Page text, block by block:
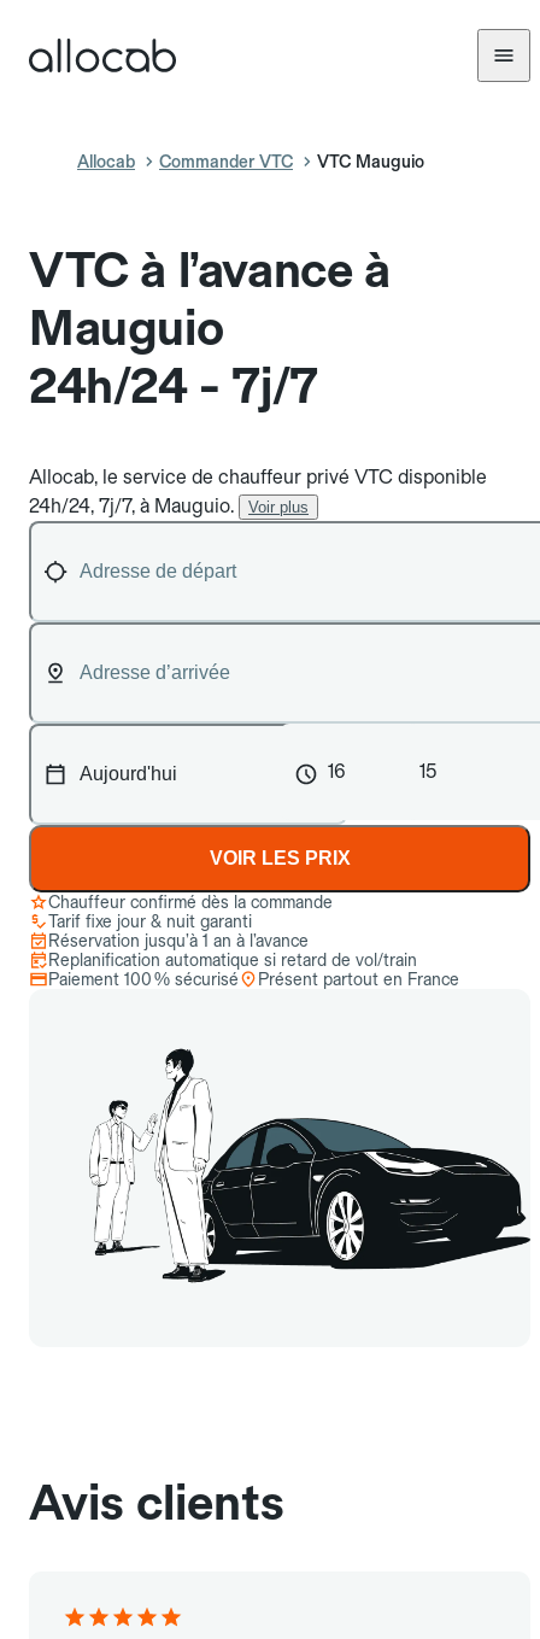
Allocab Commander VTC VTC Mauguio
VTC à l’avance à
Mauguio
24h/24 - 7j/7
Allocab, le service de chauffeur privé VTC disponible
24h/24, 7j/7, à Mauguio.
Voir plus
16 15
VOIR LES PRIX
Chauffeur confirmé dès la commande
Tarif fixe jour & nuit garanti
Réservation jusqu’à 1 an à l’avance
Replanification automatique si retard de vol/train
Paiement 100 % sécurisé
Présent partout en France
Avis clients